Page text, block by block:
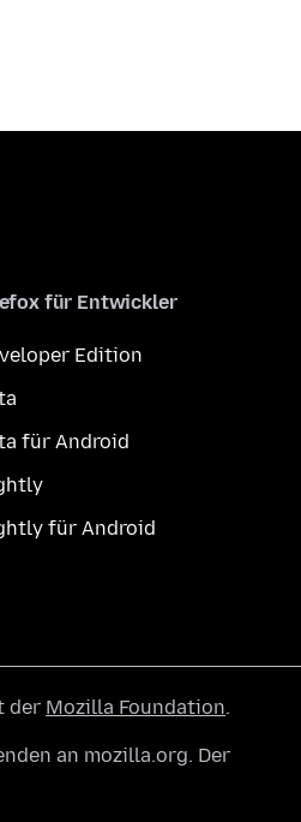
für Entwickler
Edition
für Android
für Android
der Mozilla Foundation.
an mozilla.org. Der